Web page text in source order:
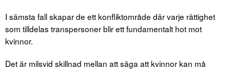
I sämsta fall skapar de ett konfliktområde där varje rättighet
som tilldelas transpersoner blir ett fundamentalt hot mot
kvinnor.
Det är milsvid skillnad mellan att säga att kvinnor kan må